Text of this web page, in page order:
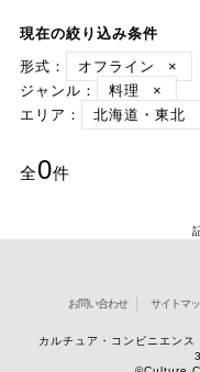
現在の絞り込み条件
形式：
オフライン
×
ジャンル：
料理
×
エリア：
北海道・東北
全0件
お問い合わせ サイトマ
カルチュア・コンビニエン